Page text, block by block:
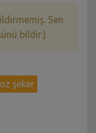
Sen
bildir:)
şeker